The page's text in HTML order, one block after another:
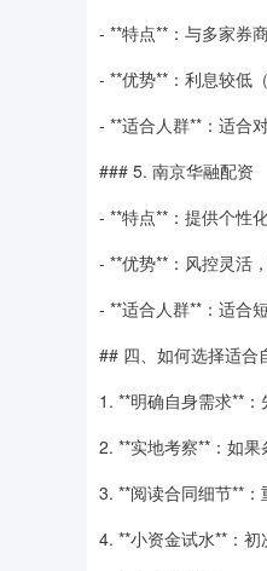
- **特点**：与多家券
- **优势**：利息较低
- **适合人群**：适合
### 5. 南京华融配资
- **特点**：提供个性
- **优势**：风控灵活
- **适合人群**：适合
## 四、如何选择适合
1. **明确自身需求**
2. **实地考察**：如
3. **阅读合同细节**：
4. **小资金试水**：初